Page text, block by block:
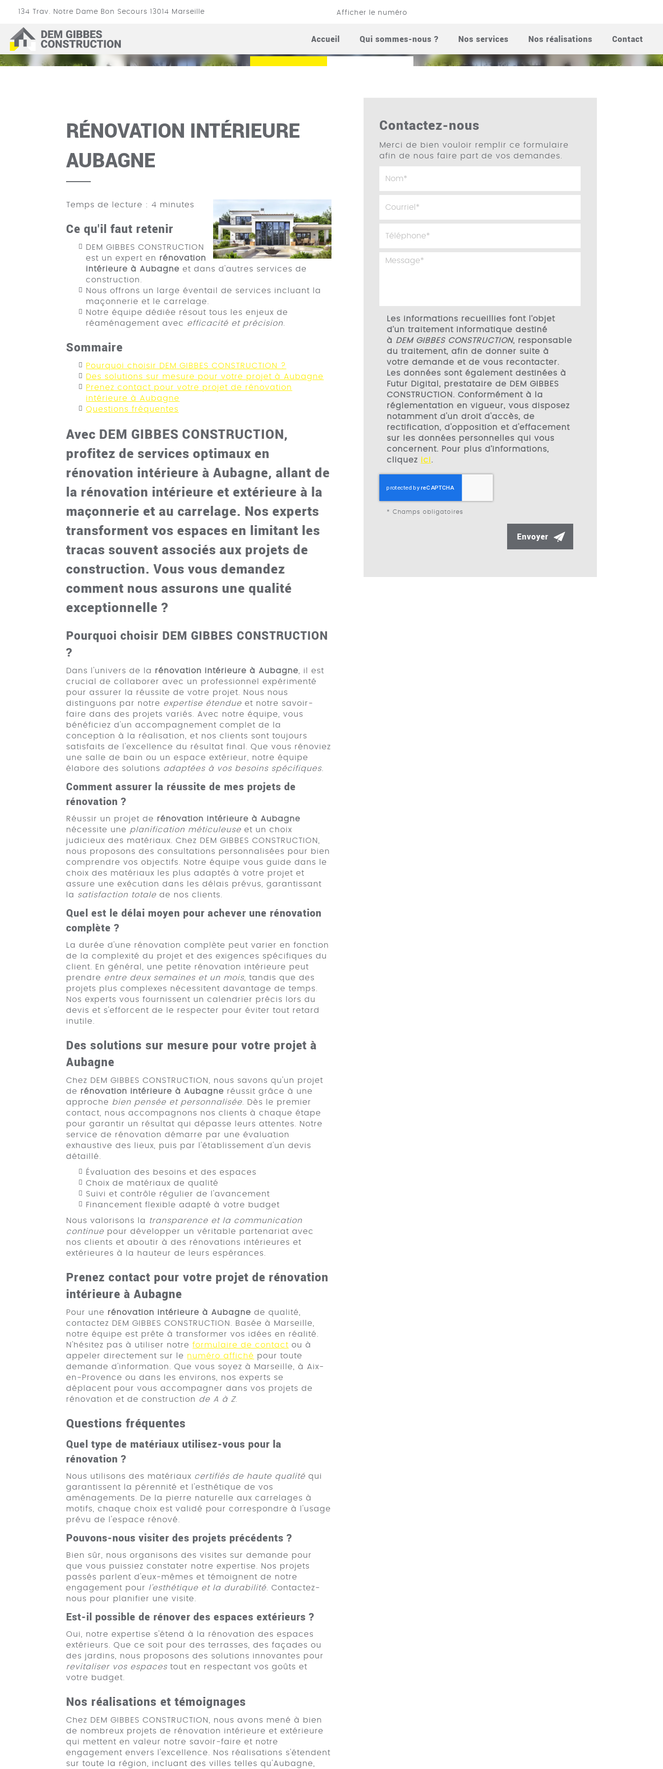
134 Trav. Notre Dame Bon Secours 13014 Marseille Afficher le numéro
GIBBES
CONSTRUCTION
Accueil Qui sommes-nous ? Nos services Nos réalisations Contact
RÉNOVATION INTÉRIEURE AUBAGNE
Appelez-nous
RÉNOVATION INTÉRIEURE
AUBAGNE
Temps de lecture : 4 minutes
Ce qu'il faut retenir
DEM GIBBES CONSTRUCTION
est un expert en rénovation
intérieure à Aubagne et dans d'autres services de
construction.
Nous offrons un large éventail de services incluant la
maçonnerie et le carrelage.
Notre équipe dédiée résout tous les enjeux de
réaménagement avec efficacité et précision
Sommaire
Pourquoi choisir DEM GIBBES CONSTRUCTION ?
Des solutions sur mesure pour votre projet à Aubagne
Prenez contact pour votre projet de rénovation
intérieure à Aubagne
Questions fréquentes
Avec DEM GIBBES CONSTRUCTION,
profitez de services optimaux en
rénovation intérieure à Aubagne, allant de
la rénovation intérieure et extérieure à la
maçonnerie et au carrelage. Nos experts
transforment vos espaces en limitant les
tracas souvent associés aux projets de
construction. Vous vous demandez
comment nous assurons une qualité
exceptionnelle ?
Pourquoi choisir DEM GIBBES CONSTRUCTION
?
Dans l'univers de la rénovation intérieure à Aubagne , il est
crucial de collaborer avec un professionnel expérimenté
pour assurer la réussite de votre projet. Nous nous
distinguons par notre expertise étendue et notre savoir-
faire dans des projets variés. Avec notre équipe, vous
bénéficiez d'un accompagnement complet de la
conception à la réalisation, et nos clients sont toujours
satisfaits de l'excellence du résultat final. Que vous rénoviez
une salle de bain ou un espace extérieur, notre équipe
élabore des solutions adaptées à vos besoins spécifiques
Comment assurer la réussite de mes projets de
rénovation ?
Réussir un projet de rénovation intérieure à Aubagne
nécessite une planification méticuleuse et un choix
judicieux des matériaux. Chez DEM GIBBES CONSTRUCTION,
nous proposons des consultations personnalisées pour bien
comprendre vos objectifs. Notre équipe vous guide dans le
choix des matériaux les plus adaptés à votre projet et
assure une exécution dans les délais prévus, garantissant
la satisfaction totale de nos clients.
Quel est le délai moyen pour achever une rénovation
complète ?
La durée d'une rénovation complète peut varier en fonction
de la complexité du projet et des exigences spécifiques du
client. En général, une petite rénovation intérieure peut
prendre entre deux semaines et un mois , tandis que des
projets plus complexes nécessitent davantage de temps.
Nos experts vous fournissent un calendrier précis lors du
devis et s'efforcent de le respecter pour éviter tout retard
inutile.
Des solutions sur mesure pour votre projet à
Aubagne
Chez DEM GIBBES CONSTRUCTION, nous savons qu'un projet
de rénovation intérieure à Aubagne réussit grâce à une
approche bien pensée et personnalisée . Dès le premier
contact, nous accompagnons nos clients à chaque étape
pour garantir un résultat qui dépasse leurs attentes. Notre
service de rénovation démarre par une évaluation
exhaustive des lieux, puis par l'établissement d'un devis
détaillé.
Évaluation des besoins et des espaces
Choix de matériaux de qualité
Suivi et contrôle régulier de l'avancement
Financement flexible adapté à votre budget
Nous valorisons la
transparence et la communication
continue pour développer un véritable partenariat avec
nos clients et aboutir à des rénovations intérieures et
extérieures à la hauteur de leurs espérances.
Prenez contact pour votre projet de rénovation
intérieure à Aubagne
Pour une rénovation intérieure à Aubagne de qualité,
contactez DEM GIBBES CONSTRUCTION. Basée à Marseille,
notre équipe est prête à transformer vos idées en réalité.
N'hésitez pas à utiliser notreformulaire de contact ou à
appeler directement sur le numéro affiché pour toute
demande d'information. Que vous soyez à Marseille, à Aix-
en-Provence ou dans les environs, nos experts se
déplacent pour vous accompagner dans vos projets de
rénovation et de construction de A à Z.
Questions fréquentes
Quel type de matériaux utilisez-vous pour la
rénovation ?
Nous utilisons des matériaux certifiés de haute qualité qui
garantissent la pérennité et l'esthétique de vos
aménagements. De la pierre naturelle aux carrelages à
motifs, chaque choix est validé pour correspondre à l'usage
prévu de l'espace rénové.
Pouvons-nous visiter des projets précédents ?
Bien sûr, nous organisons des visites sur demande pour
que vous puissiez constater notre expertise. Nos projets
passés parlent d'eux-mêmes et témoignent de notre
engagement pour l'esthétique et la durabilité . Contactez-
nous pour planifier une visite.
Est-il possible de rénover des espaces extérieurs ?
Oui, notre expertise s'étend à la rénovation des espaces
extérieurs. Que ce soit pour des terrasses, des façades ou
des jardins, nous proposons des solutions innovantes pour
revitaliser vos espaces tout en respectant vos goûts et
votre budget.
Nos réalisations et témoignages
Chez DEM GIBBES CONSTRUCTION, nous avons mené à bien
de nombreux projets de rénovation intérieure et extérieure
qui mettent en valeur notre savoir-faire et notre
engagement envers l'excellence. Nos réalisations s'étendent
sur toute la région, incluant des villes telles qu'Aubagne,
Contactez-nous
Merci de bien vouloir remplir ce formulaire
afin de nous faire part de vos demandes.
Les informations recueillies font l’objet
d’un traitement informatique destiné
à DEM GIBBES CONSTRUCTION, responsable
du traitement, afin de donner suite à
votre demande et de vous recontacter.
Les données sont également destinées à
Futur Digital, prestataire de DEM GIBBES
CONSTRUCTION. Conformément à la
réglementation en vigueur, vous disposez
notamment d'un droit d'accès, de
rectification, d'opposition et d'effacement
sur les données personnelles qui vous
concernent. Pour plus d’informations,
cliquez ici.
* Champs obligatoires